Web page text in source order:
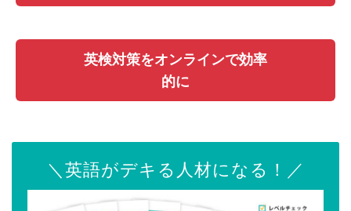
英検対策をオンラインで効率
的に
＼英語がデキる人材になる！／